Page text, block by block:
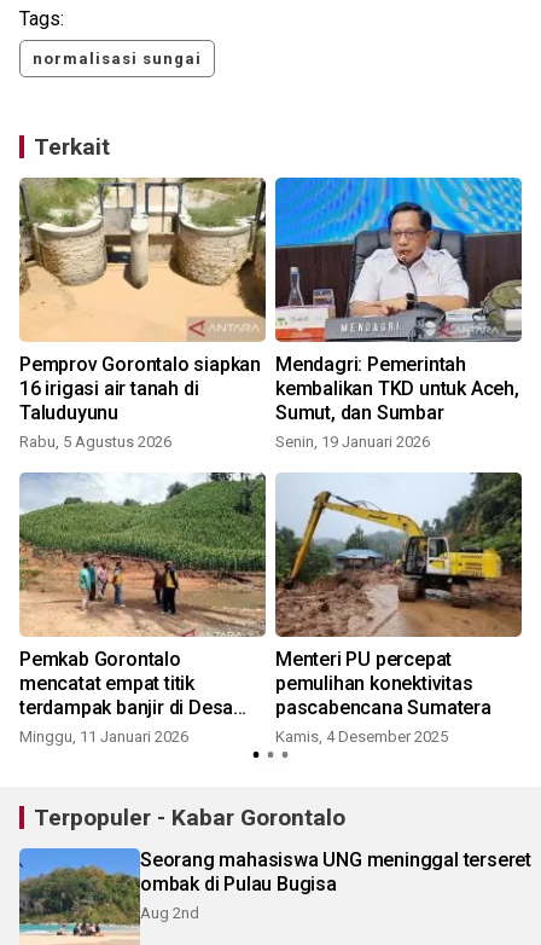
Tags:
normalisasi sungai
Terkait
Pemprov Gorontalo siapkan
16 irigasi air tanah di
Taluduyunu
Rabu, 5 Agustus 2026
Mendagri: Pemerintah
kembalikan TKD untuk Aceh,
Sumut, dan Sumbar
Senin, 19 Januari 2026
Pemkab Gorontalo
mencatat empat titik
terdampak banjir di Desa
Buhu
Minggu, 11 Januari 2026
Menteri PU percepat
pemulihan konektivitas
pascabencana Sumatera
Kamis, 4 Desember 2025
Terpopuler - Kabar Gorontalo
Seorang mahasiswa UNG meninggal terseret
ombak di Pulau Bugisa
Aug 2nd